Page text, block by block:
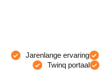
Jarenlange ervaring
Twinq portaal